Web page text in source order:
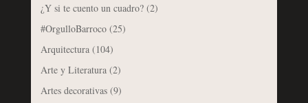
¿Y si te cuento un cuadro?(2)
#OrgulloBarroco(25)
Arquitectura(104)
Arte y Literatura(2)
Artes decorativas(9)